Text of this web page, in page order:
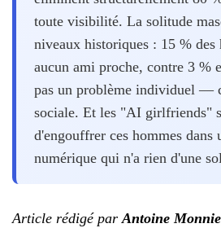
toute visibilité. La solitude
niveaux historiques : 15 % des
aucun ami proche, contre 3 %
pas un problème individuel —
sociale. Et les "AI girlfriends"
d'engouffrer ces hommes dans
numérique qui n'a rien d'une
Article rédigé par Antoine